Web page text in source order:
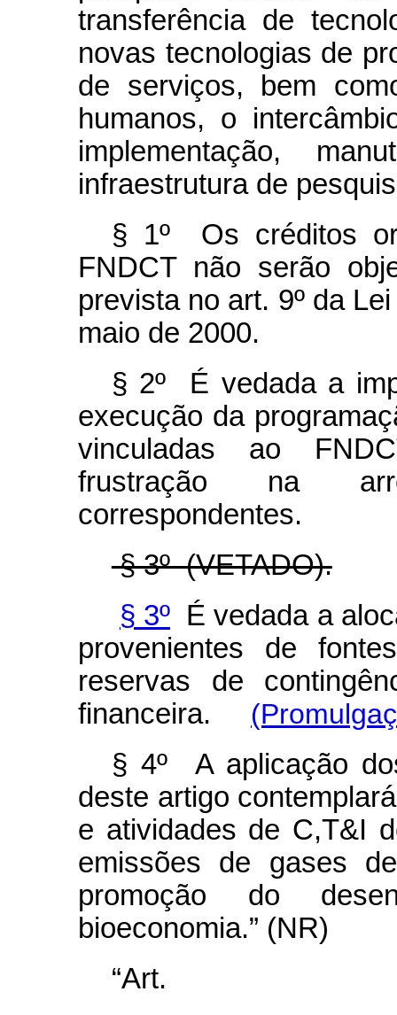
transferência de
novas tecnologias de
de serviços, bem
humanos, o
implementação,
infraestrutura de
§ 1º Os créditos
FNDCT não serão
prevista no art. 9º da
maio de 2000.
§ 2º É vedada a
execução da
vinculadas ao
frustração na
correspondentes.
§ 3º (VETADO).
§ 3º É vedada a
provenientes de
reservas de
financeira.
§ 4º A aplicação
deste artigo
e atividades de C,T&I
emissões de gases
promoção do
bioeconomia.” (NR)